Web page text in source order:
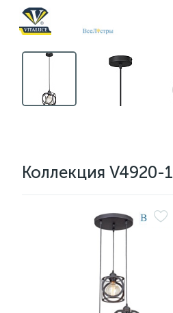
Коллекция V4920-1